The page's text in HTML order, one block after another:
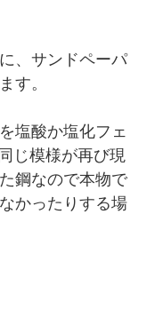
、サンドペーパ
す。
塩酸か塩化フェ
じ模様が再び現
鋼なので本物で
かったりする場